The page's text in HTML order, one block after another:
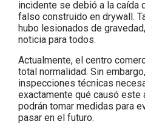
incidente se debió a la caída
falso construido en drywall.
hubo lesionados de
noticia para todos.
Actualmente, el centro
total normalidad. Sin
inspecciones técnicas
exactamente qué causó este
podrán tomar medidas para
pasar en el futuro.